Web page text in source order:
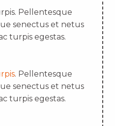
Pellentesque
senectus et netus
turpis egestas.
. Pellentesque
senectus et netus
turpis egestas.